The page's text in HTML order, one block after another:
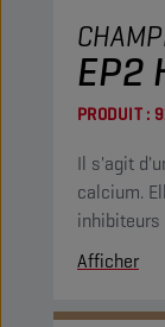
EP2
PRODUIT :
Il s'agit
calcium.
inhibiteurs
Afficher